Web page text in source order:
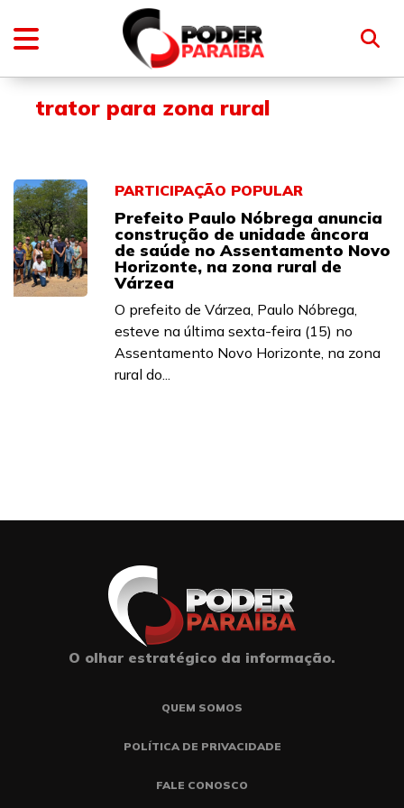
trator para zona rural
PARTICIPAÇÃO POPULAR
Prefeito Paulo Nóbrega anuncia
construção de unidade âncora
de saúde no Assentamento Novo
Horizonte, na zona rural de
Várzea
O prefeito de Várzea, Paulo Nóbrega,
esteve na última sexta-feira (15) no
Assentamento Novo Horizonte, na zona
rural do...
O olhar estratégico da informação.
QUEM SOMOS
POLÍTICA DE PRIVACIDADE
FALE CONOSCO